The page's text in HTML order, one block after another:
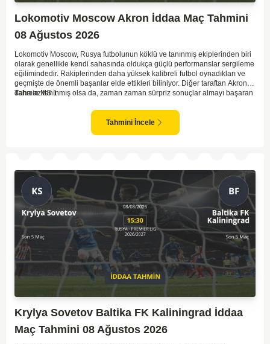
Lokomotiv Moscow Akron İddaa Maç Tahmini
08 Ağustos 2026
Lokomotiv Moscow, Rusya futbolunun köklü ve tanınmış ekiplerinden biri
olarak genellikle kendi sahasında oldukça güçlü performanslar sergileme
eğilimindedir. Rakiplerinden daha yüksek kalibreli futbol oynadıkları ve
geçmişte de önemli başarılar elde ettikleri biliniyor. Diğer taraftan Akron,
daha az tanınmış olsa da, zaman zaman sürpriz sonuçlar almayı başaran
ve güçlü ekipler karşısında istikrarlı bir performans sergilemekte
zorlanabilirler. Lokomotiv Moscow'un mevcut form durumunun ve evinde
oynama avantajının, bu karşılaşmada belirleyici olması muhtemel
Tahmin MS 1
Tahmini İncele
Krylya Sovetov Baltika FK Kaliningrad İddaa
Maç Tahmini 08 Ağustos 2026